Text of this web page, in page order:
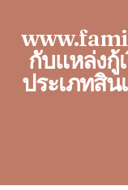
กับแหล่งกู้
ประเภทสิน